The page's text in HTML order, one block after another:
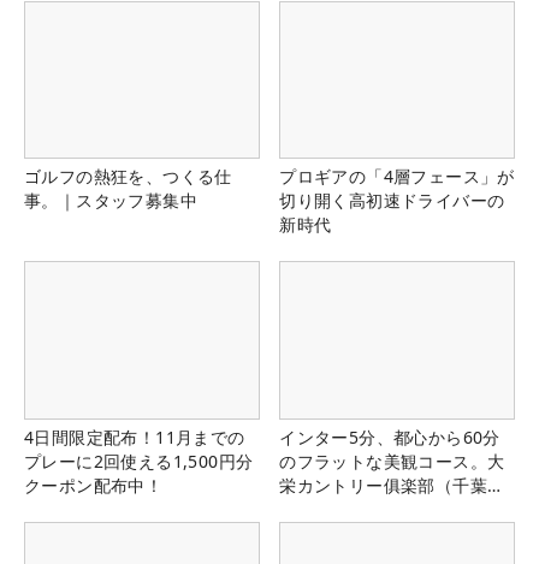
ゴルフの熱狂を、つくる仕
事。｜スタッフ募集中
プロギアの「4層フェース」が
切り開く高初速ドライバーの
新時代
4日間限定配布！11月までの
プレーに2回使える1,500円分
クーポン配布中！
インター5分、都心から60分
のフラットな美観コース。大
栄カントリー俱楽部（千葉